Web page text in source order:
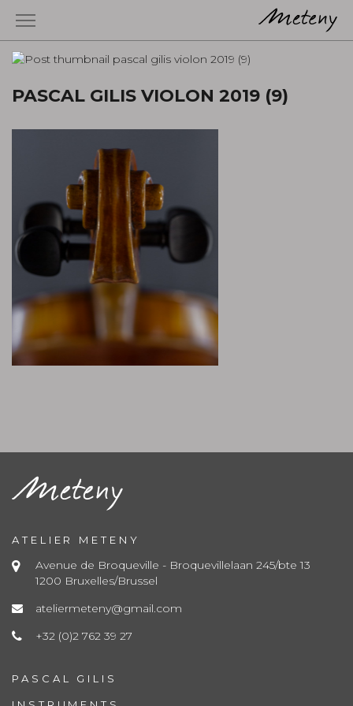
PASCAL GILIS VIOLON 2019 (9)
ATELIER METENY
Avenue de Broqueville - Broquevillelaan 245/bte 13
1200 Bruxelles/Brussel
ateliermeteny@gmail.com
+32 (0)2 762 39 27
PASCAL GILIS